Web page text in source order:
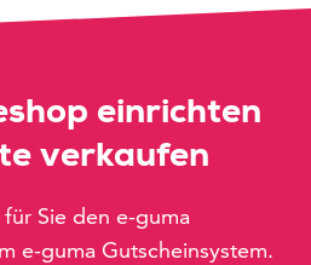
einrichten
verkaufen
Sie den e-guma
e-guma Gutscheinsystem.